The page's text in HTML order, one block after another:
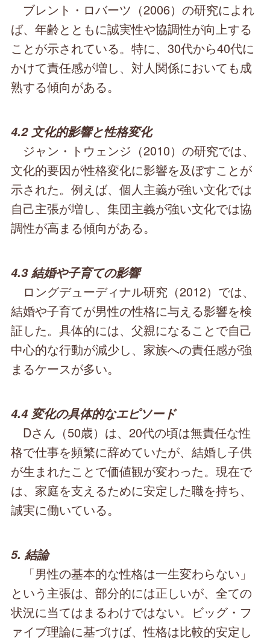
ブレント・ロバーツ（2006）の研究によれ
ば、年齢とともに誠実性や協調性が向上する
ことが示されている。特に、30代から40代に
かけて責任感が増し、対人関係においても成
熟する傾向がある。
4.2 文化的影響と性格変化
ジャン・トウェンジ（2010）の研究では、
文化的要因が性格変化に影響を及ぼすことが
示された。例えば、個人主義が強い文化では
自己主張が増し、集団主義が強い文化では協
調性が高まる傾向がある。
4.3 結婚や子育ての影響
ロングデューディナル研究（2012）では、
結婚や子育てが男性の性格に与える影響を検
証した。具体的には、父親になることで自己
中心的な行動が減少し、家族への責任感が強
まるケースが多い。
4.4 変化の具体的なエピソード
Dさん（50歳）は、20代の頃は無責任な性
格で仕事を頻繁に辞めていたが、結婚し子供
が生まれたことで価値観が変わった。現在で
は、家庭を支えるために安定した職を持ち、
誠実に働いている。
5. 結論
「男性の基本的な性格は一生変わらない」
という主張は、部分的には正しいが、全ての
状況に当てはまるわけではない。ビッグ・フ
ァイブ理論に基づけば、性格は比較的安定し